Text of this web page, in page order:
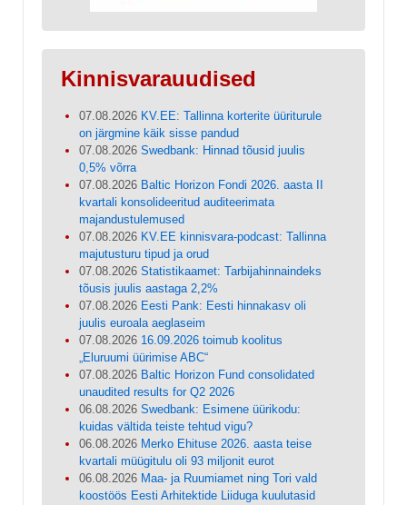
Kinnisvarauudised
07.08.2026 KV.EE: Tallinna korterite üüriturule
on järgmine käik sisse pandud
07.08.2026 Swedbank: Hinnad tõusid juulis
0,5% võrra
07.08.2026 Baltic Horizon Fondi 2026. aasta II
kvartali konsolideeritud auditeerimata
majandustulemused
07.08.2026 KV.EE kinnisvara-podcast: Tallinna
majutusturu tipud ja orud
07.08.2026 Statistikaamet: Tarbijahinnaindeks
tõusis juulis aastaga 2,2%
07.08.2026 Eesti Pank: Eesti hinnakasv oli
juulis euroala aeglaseim
07.08.2026 16.09.2026 toimub koolitus
„Eluruumi üürimise ABC“
07.08.2026 Baltic Horizon Fund consolidated
unaudited results for Q2 2026
06.08.2026 Swedbank: Esimene üürikodu:
kuidas vältida teiste tehtud vigu?
06.08.2026 Merko Ehituse 2026. aasta teise
kvartali müügitulu oli 93 miljonit eurot
06.08.2026 Maa- ja Ruumiamet ning Tori vald
koostöös Eesti Arhitektide Liiduga kuulutasid